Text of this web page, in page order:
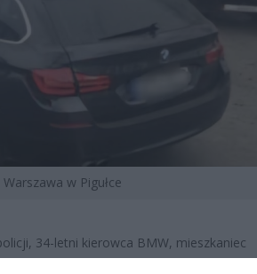
Warszawa w Pigułce
34-letni kierowca BMW, mieszkaniec
w kierunku Raciąża, na łuku drogi